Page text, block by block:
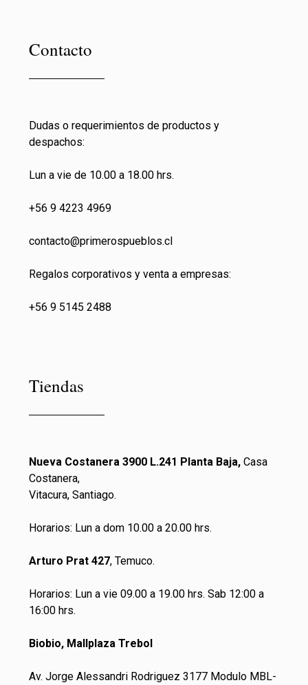
Contacto
Dudas o requerimientos de productos y
despachos:
Lun a vie de 10.00 a 18.00 hrs.
+56 9 4223 4969
contacto@primerospueblos.cl
Regalos corporativos y venta a empresas:
+56 9 5145 2488
Tiendas
Nueva Costanera 3900 L.241 Planta Baja, Casa
Costanera,
Vitacura, Santiago.
Horarios: Lun a dom 10.00 a 20.00 hrs.
Arturo Prat 427, Temuco.
Horarios: Lun a vie 09.00 a 19.00 hrs. Sab 12:00 a
16:00 hrs.
Biobio, Mallplaza Trebol
Av. Jorge Alessandri Rodriguez 3177 Modulo MBL-